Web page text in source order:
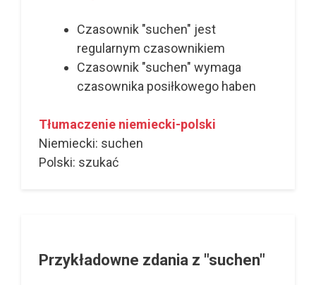
Czasownik "suchen" jest
regularnym czasownikiem
Czasownik "suchen" wymaga
czasownika posiłkowego haben
Tłumaczenie niemiecki-polski
Niemiecki: suchen
Polski: szukać
Przykładowne zdania z "suchen"